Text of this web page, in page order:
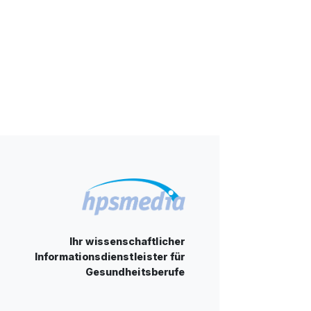
Ihr wissenschaftlicher
Informationsdienstleister für
Gesundheitsberufe